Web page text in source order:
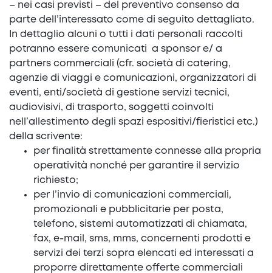
– nei casi previsti – del preventivo consenso da
parte dell’interessato come di seguito dettagliato.
In dettaglio alcuni o tutti i dati personali raccolti
potranno essere comunicati a sponsor e/ a
partners commerciali (cfr. società di catering,
agenzie di viaggi e comunicazioni, organizzatori di
eventi, enti/società di gestione servizi tecnici,
audiovisivi, di trasporto, soggetti coinvolti
nell’allestimento degli spazi espositivi/fieristici etc.)
della scrivente:
per finalità strettamente connesse alla propria
operatività nonché per garantire il servizio
richiesto;
per l’invio di comunicazioni commerciali,
promozionali e pubblicitarie per posta,
telefono, sistemi automatizzati di chiamata,
fax, e-mail, sms, mms, concernenti prodotti e
servizi dei terzi sopra elencati ed interessati a
proporre direttamente offerte commerciali